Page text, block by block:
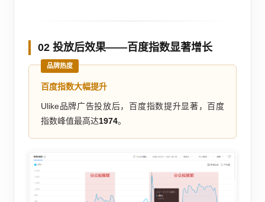
02 投放后效果——百度指数显著增长
品牌热度
百度指数大幅提升
Ulike品牌广告投放后，百度指数提升显著，百度
指数峰值最高达1974。